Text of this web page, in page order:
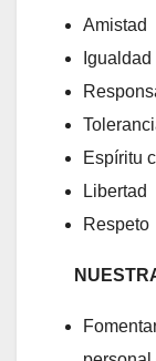
Amistad
Igualdad
Espíritu
Libertad
Respeto